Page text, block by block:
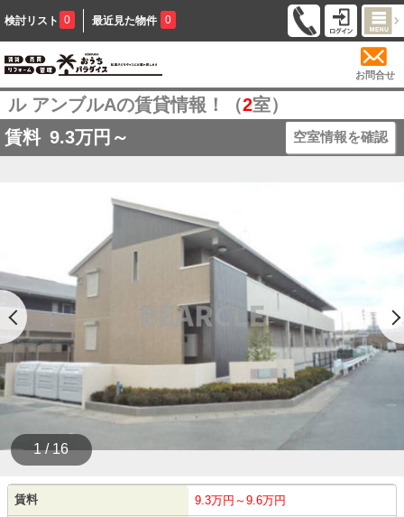
検討リスト 0 最近見た物件 0
お問合せ
ル アンブルAの賃貸情報！（2室）
賃料 9.3万円～ 空室情報を確認
1 / 16
賃料 9.3万円～9.6万円